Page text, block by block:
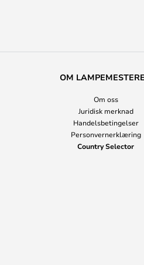
OM
Om oss
Juridisk merknad
Handelsbetingelser
Personvernerklæring
Country Selector